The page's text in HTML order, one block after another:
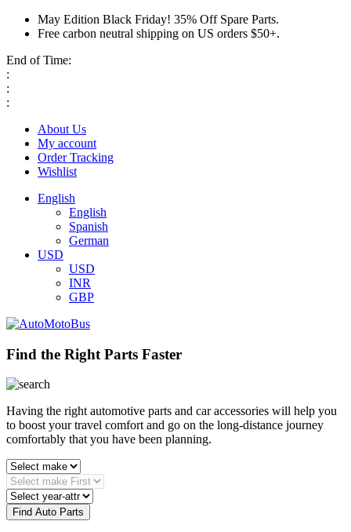
May Edition Black Friday! 35% Off Spare Parts.
Free carbon neutral shipping on US orders $50+.
End of Time:
:
:
:
About Us
My account
Order Tracking
Wishlist
English
English
Spanish
German
USD
USD
INR
GBP
Find the Right Parts Faster
Having the right automotive parts and car accessories will help you
to boost your travel comfort and go on the long-distance journey
comfortably that you have been planning.
Find Auto Parts